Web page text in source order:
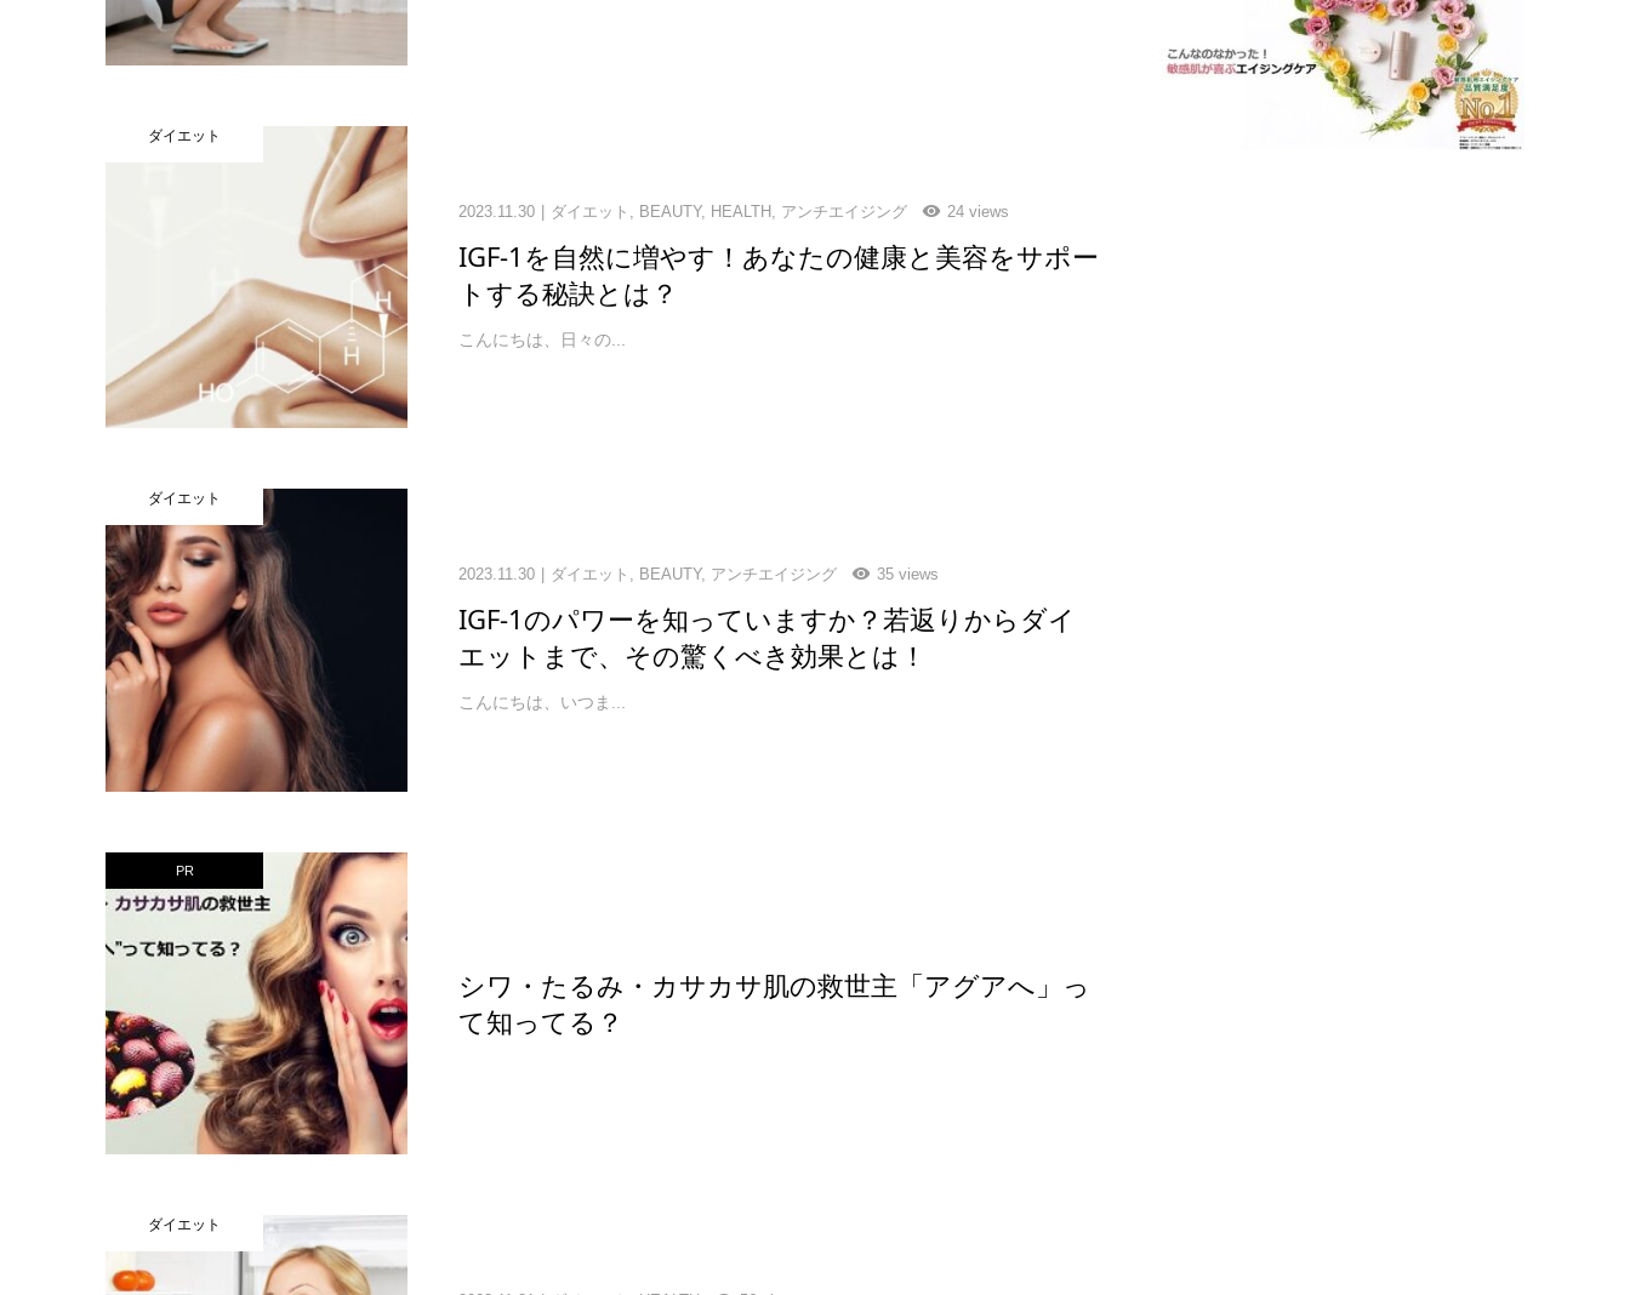
ダイエット
2023.11.30 ダイエット BEAUTY, HEALTH アンチエイジング 24 views
IGF-1を自然に増やす！あなたの健康と美容をサポー
トする秘訣とは？
こんにちは、日々の...
ダイエット
2023.11.30 ダイエット , BEAUTY, アンチエイジング 35 views
IGF-1のパワーを知っていますか？若返りからダイ
エットまで、その驚くべき効果とは！
こんにちは、いつま...
PR
シワ・たるみ・カサカサ肌の救世主「アグアへ」っ
て知ってる？
ダイエット